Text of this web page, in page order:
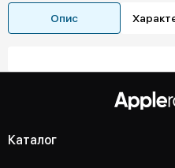
Опис
Каталог